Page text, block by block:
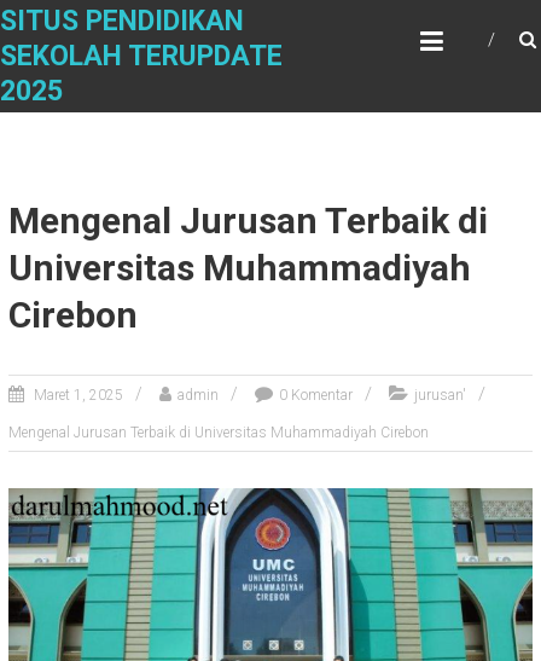
Skip
content
SITUS PENDIDIKAN
SEKOLAH TERUPDATE
2025
Mengenal Jurusan Terbaik di
Universitas Muhammadiyah
Cirebon
Maret 1, 2025 admin 0 Komentar jurusan'
Mengenal Jurusan Terbaik di Universitas Muhammadiyah Cirebon